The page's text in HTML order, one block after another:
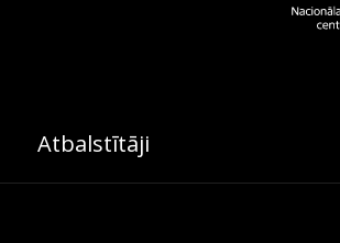
Atbalstītāji